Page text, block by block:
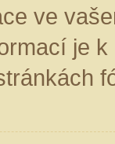
ve
je